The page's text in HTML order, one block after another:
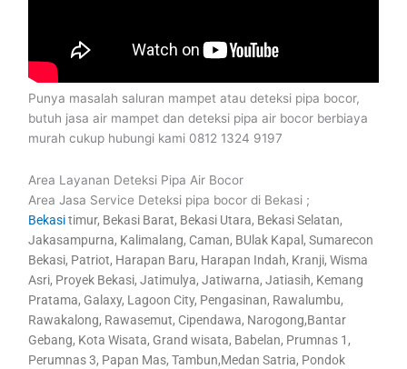
Punya masalah saluran mampet atau deteksi pipa bocor,
butuh jasa air mampet dan deteksi pipa air bocor berbiaya
murah cukup hubungi kami 0812 1324 9197
Area Layanan Deteksi Pipa Air Bocor
Area Jasa Service Deteksi pipa bocor di Bekasi ;
Bekasitimur, Bekasi Barat, Bekasi Utara, Bekasi Selatan,
Jakasampurna, Kalimalang, Caman, BUlak Kapal, Sumarecon
Bekasi, Patriot, Harapan Baru, Harapan Indah, Kranji, Wisma
Asri, Proyek Bekasi, Jatimulya, Jatiwarna, Jatiasih, Kemang
Pratama, Galaxy, Lagoon City, Pengasinan, Rawalumbu,
Rawakalong, Rawasemut, Cipendawa, Narogong,Bantar
Gebang, Kota Wisata, Grand wisata, Babelan, Prumnas 1,
Perumnas 3, Papan Mas, Tambun,Medan Satria, Pondok